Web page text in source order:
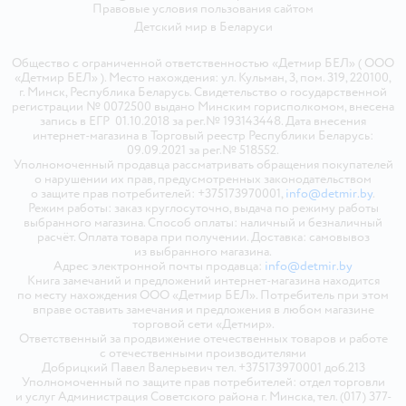
Правовые условия пользования сайтом
Детский мир в Беларуси
Общество с ограниченной ответственностью «Детмир БЕЛ» ( ООО
«Детмир БЕЛ» ). Место нахождения: ул. Кульман, 3, пом. 319, 220100,
г. Минск, Республика Беларусь. Свидетельство о государственной
регистрации № 0072500 выдано Минским горисполкомом, внесена
запись в ЕГР 01.10.2018 за рег.№ 193143448. Дата внесения
интернет-магазина в Торговый реестр Республики Беларусь:
09.09.2021 за рег.№ 518552.
Уполномоченный продавца рассматривать обращения покупателей
о нарушении их прав, предусмотренных законодательством
о защите прав потребителей: +375173970001, info@detmir.by.
Режим работы: заказ круглосуточно, выдача по режиму работы
выбранного магазина. Способ оплаты: наличный и безналичный
расчёт. Оплата товара при получении. Доставка: самовывоз
из выбранного магазина.
Адрес электронной почты продавца: info@detmir.by
Книга замечаний и предложений интернет-магазина находится
по месту нахождения ООО «Детмир БЕЛ». Потребитель при этом
вправе оставить замечания и предложения в любом магазине
торговой сети «Детмир».
Ответственный за продвижение отечественных товаров и работе
с отечественными производителями
Добрицкий Павел Валерьевич тел. +375173970001 доб.213
Уполномоченный по защите прав потребителей: отдел торговли
и услуг Администрация Советского района г. Минска, тел. (017) 377-